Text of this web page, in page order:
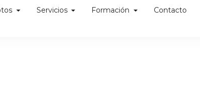
Servicios Formación Contacto